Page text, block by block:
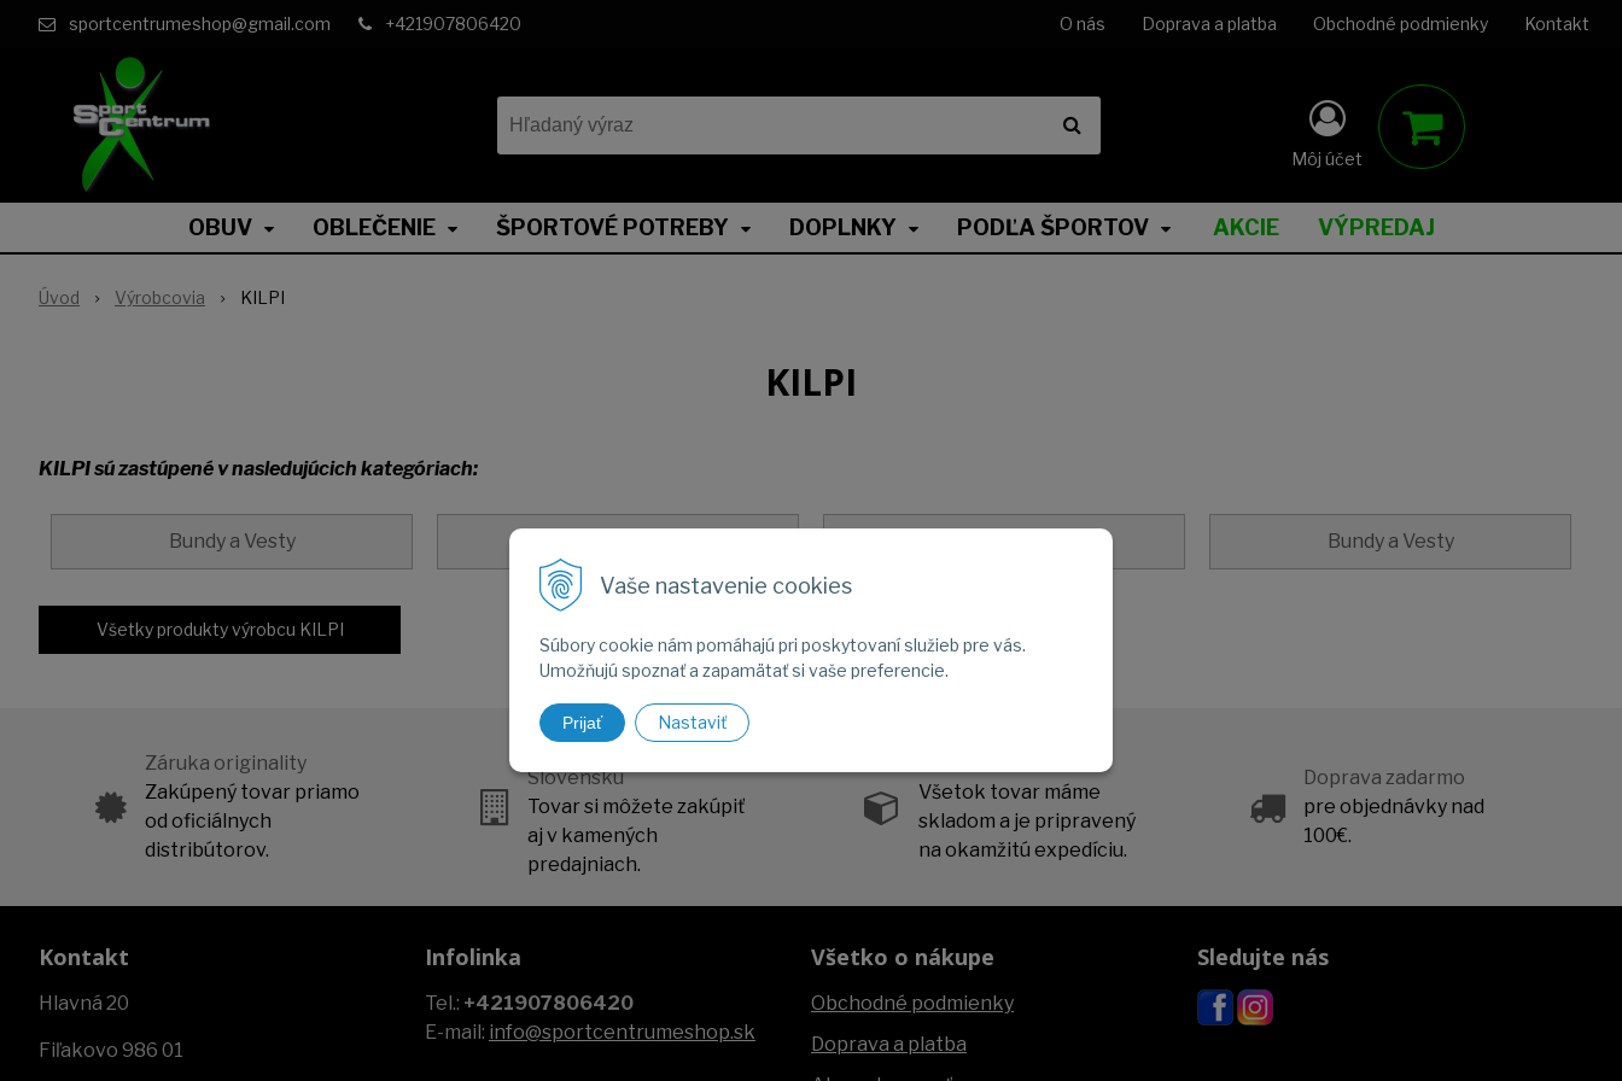
Vaše nastavenie cookies
Súbory cookie nám pomáhajú pri poskytovaní služieb pre vás.
Umožňujú spoznať a zapamätať si vaše preferencie.
Prijať Nastaviť
sportcentrumeshop@gmail.com +421907806420 O nás Doprava a platba Obchodné podmienky Kontakt
Môj účet
OBUV OBLEČENIE ŠPORTOVÉ POTREBY DOPLNKY PODĽA ŠPORTOV AKCIE VÝPREDAJ
Úvod Výrobcovia KILPI
KILPI
KILPI sú zastúpené v nasledujúcich kategóriach:
Bundy a Vesty Bundy a Vesty
Všetky produkty výrobcu KILPI
Záruka originality
Zakúpený tovar priamo
od oficiálnych
distribútorov.
Kamenná predajňa na
Slovensku
Tovar si môžete zakúpiť
aj v kamených
predajniach.
Všetok tovar máme
skladom a je pripravený
na okamžitú expedíciu.
Doprava zadarmo
pre objednávky nad
100€.
Kontakt
Hlavná 20
Fiľakovo 986 01
Infolinka
Tel.: +421907806420
E-mail: info@sportcentrumeshop.sk
Všetko o nákupe
Obchodné podmienky
Doprava a platba
Sledujte nás